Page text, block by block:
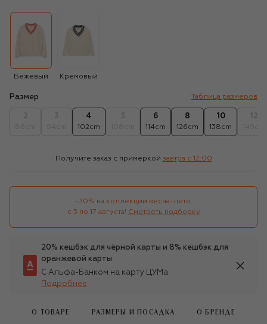
Бежевый Кремовый
Размер Таблица размеров
4
102cm
6
114cm
8
126cm
10
138cm
Получите заказ с примеркой завтра c 12:00
-30% на коллекции весна-лето
с 3 по 17 августа! Смотреть подборку
20% кешбэк для чёрной карты и 8% кешбэк для
оранжевой карты
С Альфа-Банком на карту ЦУМа
Подробнее
О ТОВАРЕ РАЗМЕРЫ И ПОСАДКА О БРЕНДЕ